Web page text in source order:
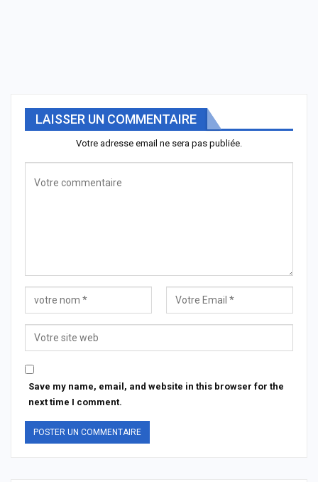
LAISSER UN COMMENTAIRE
Votre adresse email ne sera pas publiée.
Save my name, email, and website in this browser for the
next time I comment.